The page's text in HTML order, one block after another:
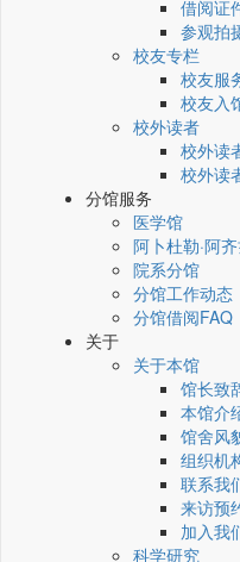
借阅证
参观拍
校友专栏
校友服
校友入
校外读者
校外读
校外读
分馆服务
医学馆
阿卜杜勒·阿
院系分馆
分馆工作动态
分馆借阅FAQ
关于
关于本馆
馆长致
本馆介
馆舍风
组织机
联系我
来访预
加入我
科学研究